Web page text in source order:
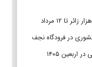
در فرودگاه نجف